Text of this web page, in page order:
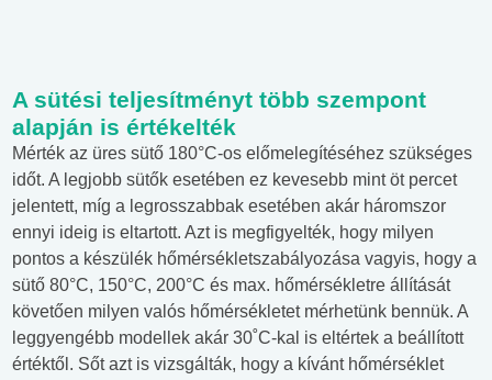
A sütési teljesítményt több szempont
alapján is értékelték
Mérték az üres sütő 180°C-os előmelegítéséhez szükséges
időt. A legjobb sütők esetében ez kevesebb mint öt percet
jelentett, míg a legrosszabbak esetében akár háromszor
ennyi ideig is eltartott. Azt is megfigyelték, hogy milyen
pontos a készülék hőmérsékletszabályozása vagyis, hogy a
sütő 80°C, 150°C, 200°C és max. hőmérsékletre állítását
követően milyen valós hőmérsékletet mérhetünk bennük. A
leggyengébb modellek akár 30˚C-kal is eltértek a beállított
értéktől. Sőt azt is vizsgálták, hogy a kívánt hőmérséklet